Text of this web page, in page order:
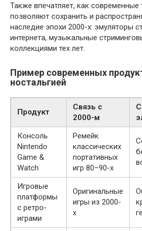
Также впечатляет, как современные
позволяют сохранить и
наследие эпохи 2000-х: эмуляторы
интернета, музыкальные
коллекциями тех лет.
Пример современных
ностальгией
Продукт
Связь с
2000-м
Консоль
Nintendo
Game &
Watch
Ремейк
классических
портативных
игр 80–90-х
Игровые
платформы
с ретро-
играми
Оригинальные
игры из 2000-
х